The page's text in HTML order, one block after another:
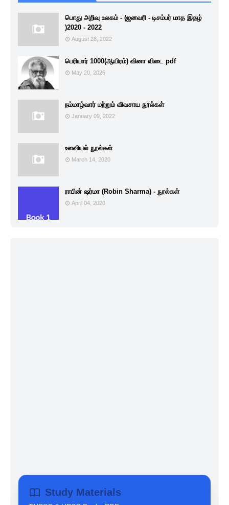
பொது அறிவு உலகம் - (ஜனவரி - டிசம்பர் மாத இதழ்
)2020 - 2022
August 28, 2022
பெரியார் 1000(ஆயிரம்) வினா விடை pdf
May 20, 2026
நம்மாழ்வார் மற்றும் விவசாய நூல்கள்
January 09, 2022
உளவியல் நூல்கள்
March 14, 2020
ராபின் ஷர்மா (Robin Sharma) - நூல்கள்
April 04, 2020
Study Materials